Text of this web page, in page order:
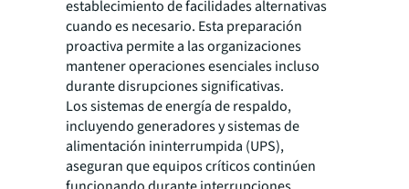
establecimiento de facilidades alternativas
cuando es necesario. Esta preparación
proactiva permite a las organizaciones
mantener operaciones esenciales incluso
durante disrupciones significativas.
Los sistemas de energía de respaldo,
incluyendo generadores y sistemas de
alimentación ininterrumpida (UPS),
aseguran que equipos críticos continúen